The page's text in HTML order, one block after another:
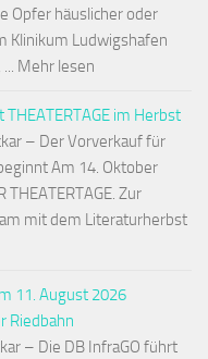
Opfer häuslicher oder
Klinikum Ludwigshafen
Mehr lesen
im Herbst
– Der Vorverkauf für
Am 14. Oktober
Zur
mit dem Literaturherbst
11. August 2026
Riedbahn
– Die DB InfraGO führt